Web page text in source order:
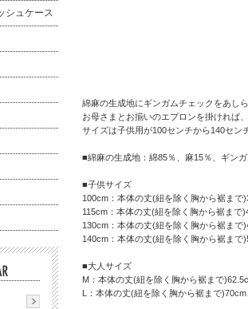
綿麻の生成地にギンガムチェックをあし
お母さまとお揃いのエプロンを掛ければ
サイズは子供用が100センチから140セン
■綿麻の生成地：綿85％、麻15％、ギン
■子供サイズ
100cm：本体の丈(紐を除く胸から裾まで
115cm：本体の丈(紐を除く胸から裾まで
130cm：本体の丈(紐を除く胸から裾まで
140cm：本体の丈(紐を除く胸から裾まで
■大人サイズ
M：本体の丈(紐を除く胸から裾まで
L：本体の丈(紐を除く胸から裾まで
シュケース